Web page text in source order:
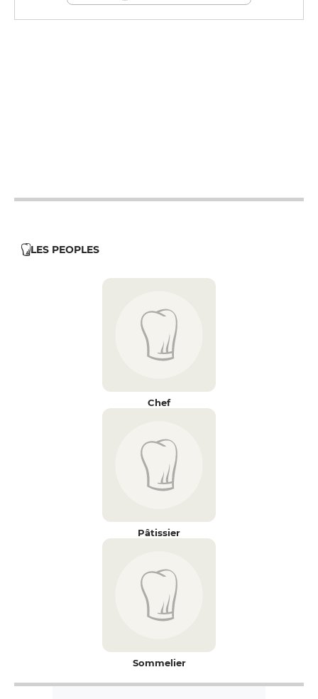
LES PEOPLES
Chef
Pâtissier
Sommelier